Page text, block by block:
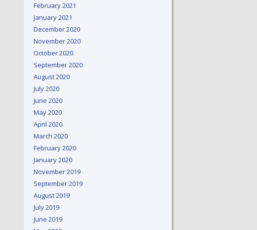
February 2021
January 2021
December 2020
November 2020
October 2020
September 2020
August 2020
July 2020
June 2020
May 2020
April 2020
March 2020
February 2020
January 2020
November 2019
September 2019
August 2019
July 2019
June 2019